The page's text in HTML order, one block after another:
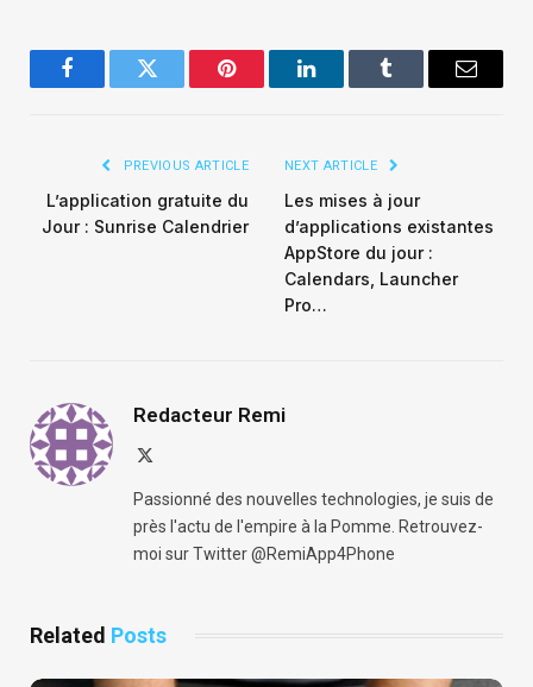
FacebookTwitter Pinterest LinkedInTumblr Email
PREVIOUS ARTICLE
L’application gratuite du
Jour : Sunrise Calendrier
NEXT ARTICLE
Les mises à jour
d’applications existantes
AppStore du jour :
Calendars, Launcher
Pro…
Redacteur Remi
Passionné des nouvelles technologies, je suis de
près l'actu de l'empire à la Pomme. Retrouvez-
moi sur Twitter @RemiApp4Phone
Related Posts